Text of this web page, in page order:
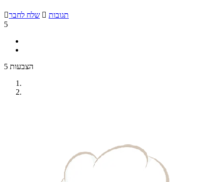
שלח לחבר  תגובות
5
5 הצבעות